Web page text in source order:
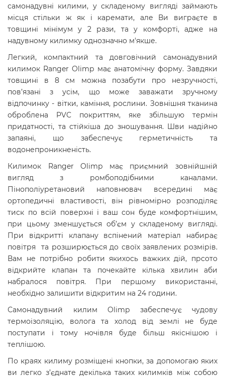
самонадувні килими, у складеному вигляді займають
місця стільки ж як і каремати, але Ви виграєте в
товщині мінімум у 2 рази, та у комфорті, адже на
надувному килимку однозначно м'якше.
Легкий, компактний та довговічний самонадувний
килимок Ranger Olimp має анатомічну форму. Завдяки
товщині в 8 см можна позабути про незручності,
пов’язані з усім, що може заважати зручному
відпочинку - вітки, каміння, рослини. Зовнішня тканина
оброблена PVC покриттям, яке збільшую термін
придатності, та стійкіша до зношування. Шви надійно
запаяні, що забеспечує герметичність та
водонепроникненість.
Килимок Ranger Olimp має приємний зовнійшній
вигляд з ромбоподібними каналами.
Пінополіуретановий наповнювач всередині має
ортопедичні властивості, він рівномірно розподіляє
тиск по всій поверхні і ваш сон буде комфортнішим,
при цьому зменшується об’єм у складеному вигляді.
При відкритті клапану вспінений матеріал набирає
повітря та розширюється до своїх заявлених розмірів.
Вам не потрібно робити якихось важких дій, прсото
відкрийте клапан та почекайте кілька хвилин аби
набралося повітря. При першому використанні,
необхідно залишити відкритим на 24 години.
Самонадувний килим Olimp забеспечує чудову
термоізоляцію, волога та холод від землі не буде
поступати і тому ночівля буде більш якіснішою і
теплішою.
По краях килиму розміщені кнопки, за допомогаю яких
ви легко з’єднате декілька таких килимків між собою